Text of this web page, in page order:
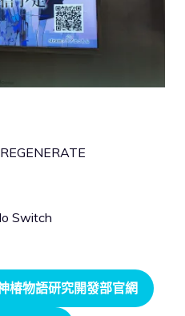
Switch
椿物語研究開發部官網